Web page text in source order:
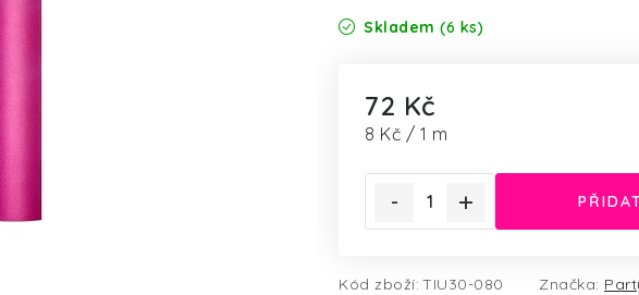
Skladem (6 ks)
72 Kč
Měrná cena:
8 Kč / 1 m
Kód zboží: TIU30-080 Značka: